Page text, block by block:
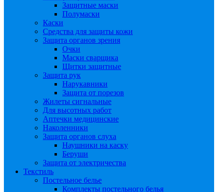
Защитные маски
Полумаски
Каски
Средства для защиты кожи
Защита органов зрения
Очки
Маски сварщика
Щитки защитные
Защита рук
Нарукавники
Защита от порезов
Жилеты сигнальные
Для высотных работ
Аптечки медицинские
Наколенники
Защита органов слуха
Наушники на каску
Беруши
Защита от электричества
Текстиль
Постельное белье
Комплекты постельного белья